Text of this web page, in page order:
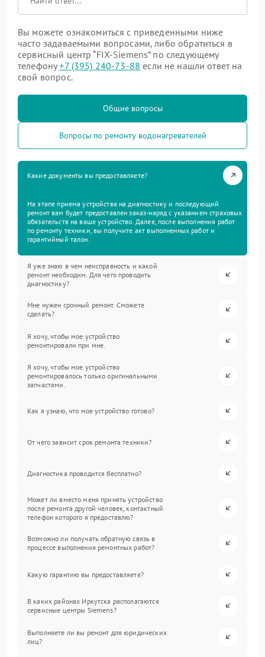
Вы можете ознакомиться с приведенными ниже
часто задаваемыми вопросами, либо обратиться в
сервисный центр “FIX-Siemens” по следующему
телефону+7 (395) 240-73-88 если не нашли ответ на
свой вопрос.
Общие вопросы
Вопросы по ремонту водонагревателей
Какие документы вы предоставляете?
На этапе приема устройства на диагностику и последующий
ремонт вам будет предоставлен заказ-наряд с указанием страховых
обязательств на ваше устройство. Далее, после выполнения работ
по ремонту техники, вы получите акт выполненных работ и
гарантийный талон.
Я уже знаю в чем неисправность и какой
ремонт необходим. Для чего проводить
диагностику?
Мне нужен срочный ремонт. Сможете
сделать?
Я хочу, чтобы мое устройство
ремонтировали при мне.
Я хочу, чтобы мое устройство
ремонтировалось только оригинальными
запчастями.
Как я узнаю, что мое устройство готово?
От чего зависит срок ремонта техники?
Диагностика проводится бесплатно?
Может ли вместо меня принять устройство
после ремонта другой человек, контактный
телефон которого я предоставлю?
Возможно ли получать обратную связь в
процессе выполнения ремонтных работ?
Какую гарантию вы предоставляете?
В каких районах Иркутска располагаются
сервисные центры Siemens?
Выполняете ли вы ремонт для юридических
лиц?